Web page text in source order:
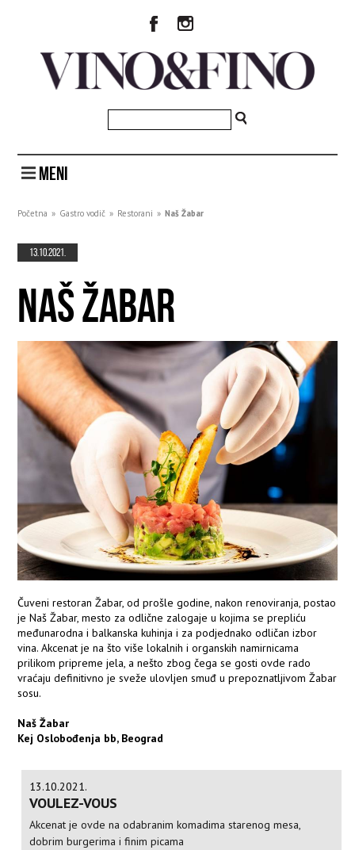
MENI
Početna » Gastro vodič » Restorani » Naš Žabar
13.10.2021.
NAŠ ŽABAR
Čuveni restoran Žabar, od prošle godine, nakon renoviranja, postao
je Naš Žabar, mesto za odlične zalogaje u kojima se prepliću
međunarodna i balkanska kuhinja i za podjednako odličan izbor
vina. Akcenat je na što više lokalnih i organskih namirnicama
prilikom pripreme jela, a nešto zbog čega se gosti ovde rado
vraćaju definitivno je sveže ulovljen smuđ u prepoznatljivom Žabar
sosu.
Naš Žabar
Kej Oslobođenja bb, Beograd
13.10.2021.
VOULEZ-VOUS
Akcenat je ovde na odabranim komadima starenog mesa,
dobrim burgerima i finim picama